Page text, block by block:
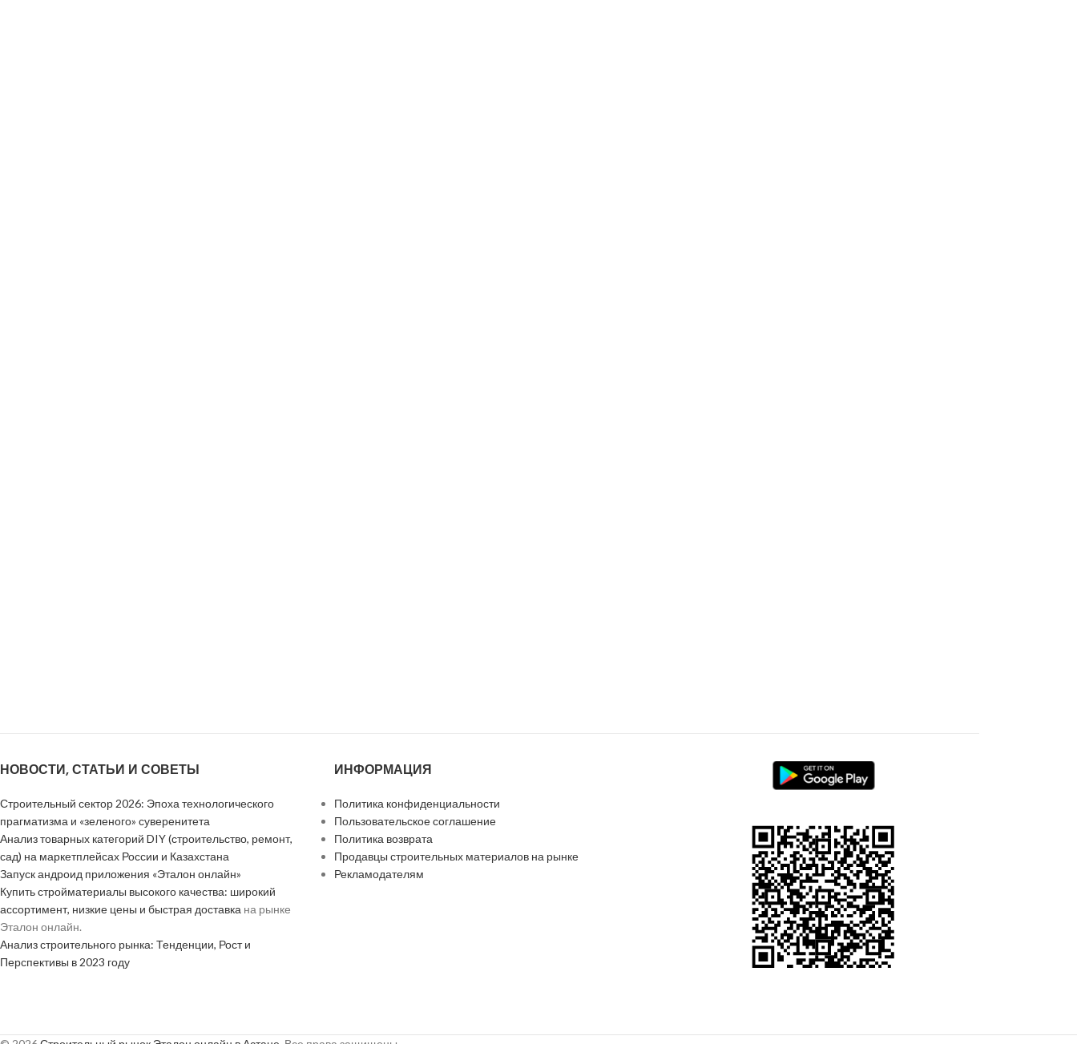
НОВОСТИ, СТАТЬИ И СОВЕТЫ
Строительный сектор 2026: Эпоха технологического
прагматизма и «зеленого» суверенитета
Анализ товарных категорий DIY (строительство, ремонт,
сад) на маркетплейсах России и Казахстана
Запуск андроид приложения «Эталон онлайн»
Купить стройматериалы высокого качества: широкий
ассортимент, низкие цены и быстрая доставка на рынке
Эталон онлайн.
Анализ строительного рынка: Тенденции, Рост и
Перспективы в 2023 году
ИНФОРМАЦИЯ
Политика конфиденциальности
Пользовательское соглашение
Политика возврата
Продавцы строительных материалов на рынке
Рекламодателям